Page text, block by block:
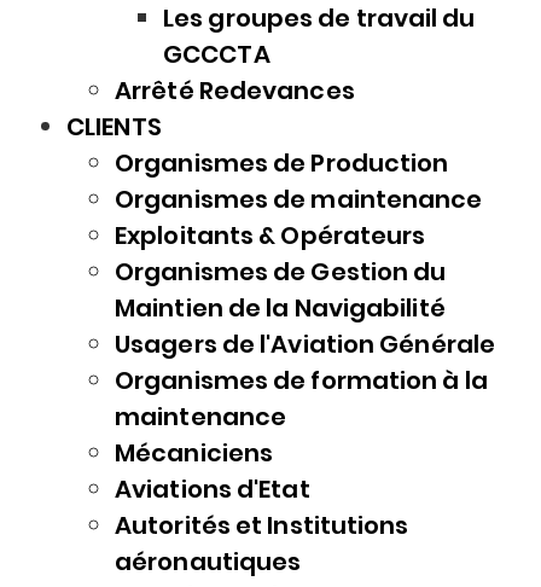
Les groupes de travail du
GCCCTA
Arrêté Redevances
CLIENTS
Organismes de Production
Organismes de maintenance
Exploitants & Opérateurs
Organismes de Gestion du
Maintien de la Navigabilité
Usagers de l'Aviation Générale
Organismes de formation à la
maintenance
Mécaniciens
Aviations d'Etat
Autorités et Institutions
aéronautiques